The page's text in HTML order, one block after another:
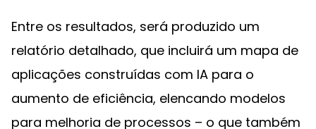
Entre os resultados, será produzido um
relatório detalhado, que incluirá um mapa de
aplicações construídas com IA para o
aumento de eficiência, elencando modelos
para melhoria de processos – o que também